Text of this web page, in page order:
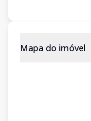
Mapa do imóvel